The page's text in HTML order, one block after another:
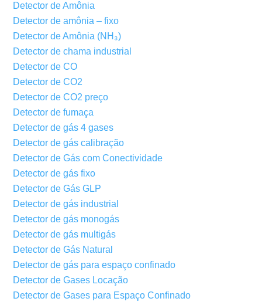
Detector de Amônia
Detector de amônia – fixo
Detector de Amônia (NH₃)
Detector de chama industrial
Detector de CO
Detector de CO2
Detector de CO2 preço
Detector de fumaça
Detector de gás 4 gases
Detector de gás calibração
Detector de Gás com Conectividade
Detector de gás fixo
Detector de Gás GLP
Detector de gás industrial
Detector de gás monogás
Detector de gás multigás
Detector de Gás Natural
Detector de gás para espaço confinado
Detector de Gases Locação
Detector de Gases para Espaço Confinado